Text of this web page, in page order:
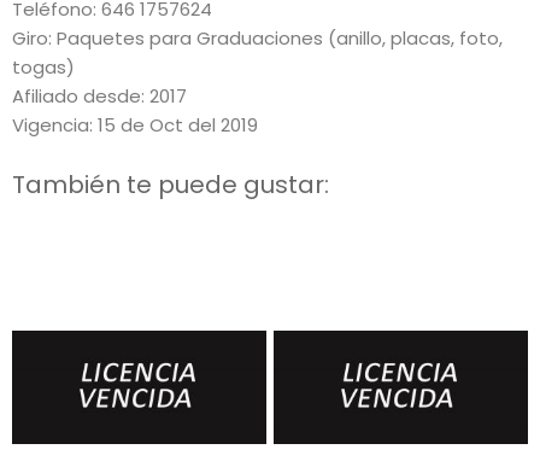
Teléfono: 646 1757624
Giro: Paquetes para Graduaciones (anillo, placas, foto,
togas)
Afiliado desde: 2017
Vigencia: 15 de Oct del 2019
También te puede gustar: